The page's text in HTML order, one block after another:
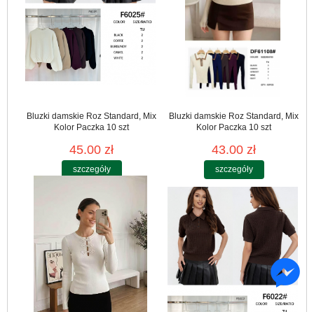
Bluzki damskie Roz Standard, Mix
Kolor Paczka 10 szt
45.00 zł
szczegóły
Bluzki damskie Roz Standard, Mix
Kolor Paczka 10 szt
43.00 zł
szczegóły